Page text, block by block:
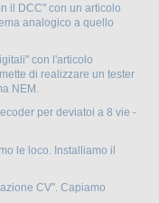
il DCC" con un articolo
analogico a quello
con l'articolo
di realizzare un tester
NEM.
per deviatoi a 8 vie -
le loco. Installiamo il
CV". Capiamo